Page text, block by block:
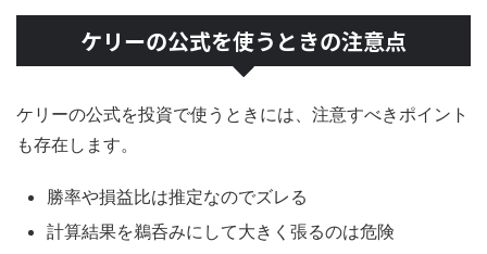
ケリーの公式を使うときの注意点
ケリーの公式を投資で使うときには、注意すべきポイント
も存在します。
勝率や損益比は推定なのでズレる
計算結果を鵜呑みにして大きく張るのは危険